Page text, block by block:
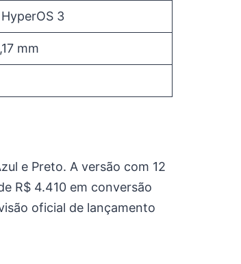
3
mm
e Preto. A versão com 12
R$ 4.410 em conversão
oficial de lançamento